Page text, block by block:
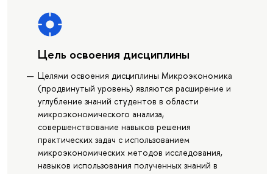
Цель освоения дисциплины
Целями освоения дисциплины Микроэкономика
(продвинутый уровень) являются расширение и
углубление знаний студентов в области
микроэкономического анализа,
совершенствование навыков решения
практических задач с использованием
микроэкономических методов исследования,
навыков использования полученных знаний в